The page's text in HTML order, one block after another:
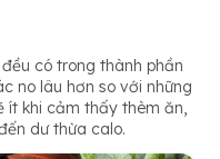
có trong thành phần
no lâu hơn so với những
ít khi cảm thấy thèm ăn,
dư thừa calo.